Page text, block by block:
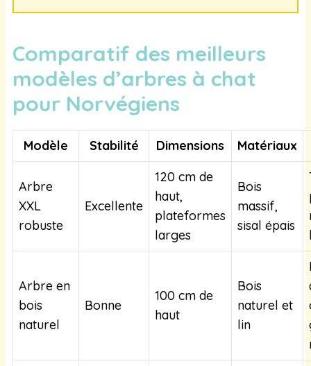
Comparatif des meilleurs
modèles d’arbres à chat
pour Norvégiens
Modèle Stabilité Dimensions Matériaux
Arbre
XXL
robuste
Excellente
120 cm de
haut,
plateformes
larges
Bois
massif,
sisal épais
Arbre en
bois
naturel
Bonne
100 cm de
haut
Bois
naturel et
lin